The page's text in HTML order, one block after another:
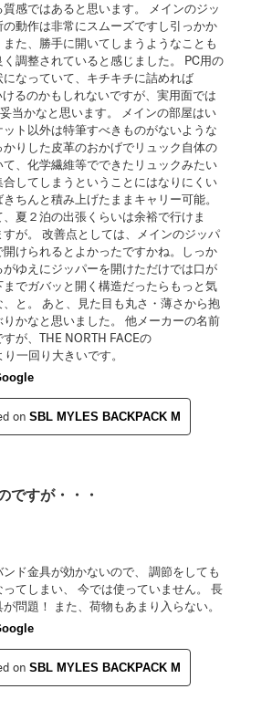
感ではあると思います。 メインのジッ
動作は非常にスムーズですし引っかか
また、勝手に開いてしまうようなことも
調整されていると感じました。 PC用の
なっていて、キチキチに詰めれば
るのかもしれないですが、実用面では
当かなと思います。 メインの部屋はい
ット以外は特筆すべきものがないような
りした皮革のおかげでリュック自体の
、化学繊維等でできたリュックみたい
してしまうということにはなりにくい
ちんと積み上げたままキャリー可能。
夏２泊の出張くらいは余裕で行けま
が。 改善点としては、メインのジッパ
けられるとよかったですかね。しっか
がゆえにジッパーを開けただけでは口が
でガバッと開く構造だったらもっと気
と。 あと、見た目も丸さ・薄さから抱
りかなと思いました。 他メーカーの名前
が、THE NORTH FACEの
一回り大きいです。
on SBL MYLES BACKPACK M
ですが・・・
ド金具が効かないので、 調節をしても
てしまい、 今では使っていません。 長
問題！ また、荷物もあまり入らない。
on SBL MYLES BACKPACK M